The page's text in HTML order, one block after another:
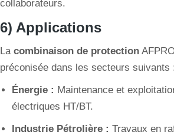
collaborateurs.
6) Applications
La combinaison de protection
préconisée dans les secteurs suivants
Énergie : Maintenance et
électriques HT/BT.
Industrie Pétrolière : Travaux en